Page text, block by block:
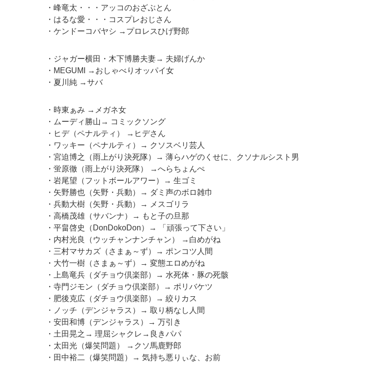
・峰竜太・・・アッコのおざぶとん
・はるな愛・・・コスプレおじさん
・ケンドーコバヤシ →プロレスひげ野郎
・ジャガー横田・木下博勝夫妻→ 夫婦げんか
・MEGUMI →おしゃべりオッパイ女
・夏川純 →サバ
・時東ぁみ →メガネ女
・ムーディ勝山→ コミックソング
・ヒデ（ペナルティ） →ヒデさん
・ワッキー（ペナルティ）→ クソスベリ芸人
・宮迫博之（雨上がり決死隊）→ 薄らハゲのくせに、クソナルシスト男
・蛍原徹（雨上がり決死隊） →へらちょんぺ
・岩尾望（フットボールアワー）→ 生ゴミ
・矢野勝也（矢野・兵動）→ ダミ声のボロ雑巾
・兵動大樹（矢野・兵動）→ メスゴリラ
・高橋茂雄（サバンナ）→ もと子の旦那
・平畠啓史（DonDokoDon）→ 「頑張って下さい」
・内村光良（ウッチャンナンチャン） →白めがね
・三村マサカズ（さまぁ～ず）→ ポンコツ人間
・大竹一樹（さまぁ～ず）→ 変態エロめがね
・上島竜兵（ダチョウ倶楽部）→ 水死体・豚の死骸
・寺門ジモン（ダチョウ倶楽部）→ ポリバケツ
・肥後克広（ダチョウ倶楽部）→ 絞りカス
・ノッチ（デンジャラス）→ 取り柄なし人間
・安田和博（デンジャラス）→ 万引き
・土田晃之→ 理屈シャクレ→良きパパ
・太田光（爆笑問題） →クソ馬鹿野郎
・田中裕二（爆笑問題）→ 気持ち悪りぃな、お前